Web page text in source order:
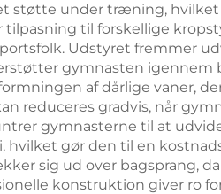
støtte under træning,
til forskellige
Udstyret fremmer
gymnasten
af dårlige vaner,
reduceres gradvis, når
gymnasterne til at
gør den til en
sig ud over bagsprang,
konstruktion giver ro